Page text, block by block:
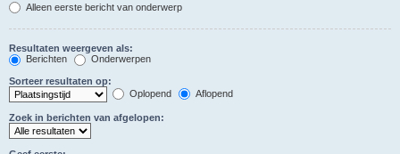
Alleen eerste bericht van onderwerp
Resultaten weergeven als:
Berichten
Onderwerpen
Sorteer resultaten op:
Oplopend
Aflopend
Zoek in berichten van afgelopen: